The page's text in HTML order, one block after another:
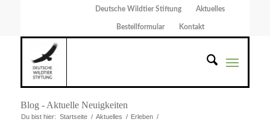
Deutsche Wildtier Stiftung Aktuelles
Bestellformular Kontakt
Blog - Aktuelle Neuigkeiten
Du bist hier: Startseite / Aktuelles / Erleben /